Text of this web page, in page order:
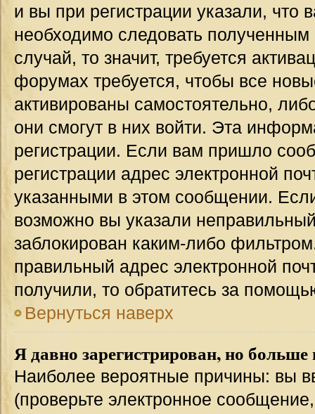
и вы при регистрации указали, что
необходимо следовать
случай, то значит, требуется
форумах требуется, чтобы все
активированы самостоятельно,
они смогут в них войти. Эта
регистрации. Если вам пришло
регистрации адрес электронной
указанными в этом сообщении.
возможно вы указали
заблокирован каким-либо
правильный адрес электронной
получили, то обратитесь за
Вернуться наверх
Я давно зарегистрирован, но
Наиболее вероятные причины: вы
(проверьте электронное